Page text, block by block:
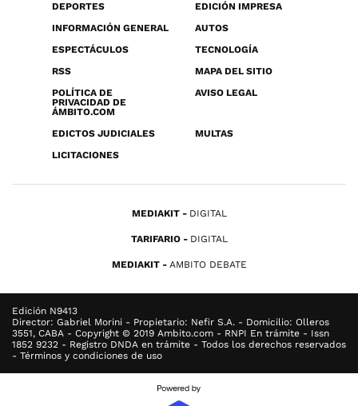
DEPORTES
EDICIÓN IMPRESA
INFORMACIÓN GENERAL
AUTOS
ESPECTÁCULOS
TECNOLOGÍA
RSS
MAPA DEL SITIO
POLÍTICA DE
PRIVACIDAD DE
ÁMBITO.COM
AVISO LEGAL
EDICTOS JUDICIALES
MULTAS
LICITACIONES
MEDIAKIT DIGITAL
TARIFARIO DIGITAL
MEDIAKIT AMBITO DEBATE
Edición N9413
Director: Gabriel Morini - Propietario: Nefir S.A. - Domicilio: Olleros
3551, CABA - Copyright © 2019 Ambito.com - RNPI En trámite - Issn
1852 9232 - Registro DNDA en trámite - Todos los derechos reservados
- Términos y condiciones de uso